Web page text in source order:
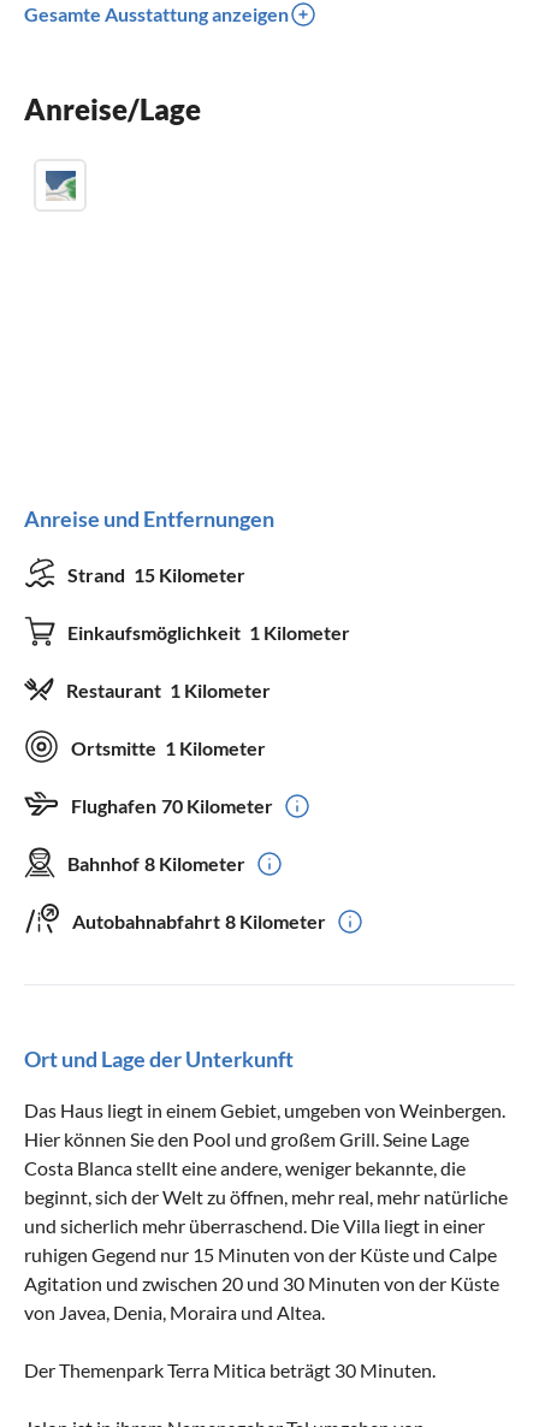
Kinderbett
Gesamte Ausstattung anzeigen
Anreise/Lage
Anreise und Entfernungen
Strand 15 Kilometer
Einkaufsmöglichkeit 1 Kilometer
Restaurant 1 Kilometer
Ortsmitte 1 Kilometer
Flughafen 70 Kilometer
Bahnhof 8 Kilometer
Autobahnabfahrt 8 Kilometer
Ort und Lage der Unterkunft
Das Haus liegt in einem Gebiet, umgeben von Weinbergen.
Hier können Sie den Pool und großem Grill. Seine Lage
Costa Blanca stellt eine andere, weniger bekannte, die
beginnt, sich der Welt zu öffnen, mehr real, mehr natürliche
und sicherlich mehr überraschend. Die Villa liegt in einer
ruhigen Gegend nur 15 Minuten von der Küste und Calpe
Agitation und zwischen 20 und 30 Minuten von der Küste
von Javea, Denia, Moraira und Altea.
Der Themenpark Terra Mitica beträgt 30 Minuten.